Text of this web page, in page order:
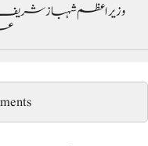
وزیراعظم شہباز